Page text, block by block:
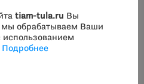
16.06.2016
живописи и
Иванова «Все как у
угловатость и…
tiam-tula.ru Вы
мы обрабатываем Ваши
Подробнее